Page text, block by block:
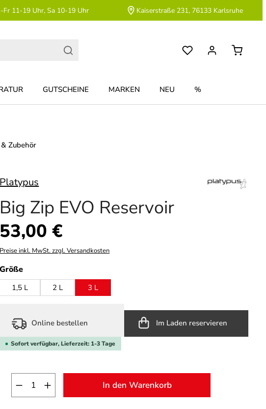
Fr 11-19 Uhr, Sa 10-19 Uhr Kaiserstraße 231, 76133 Karlsruhe
GUTSCHEINE MARKEN NEU %
Zubehör
Platypus
Big Zip EVO Reservoir
Regulärer Preis:
53,00 €
Preise inkl. MwSt. zzgl. Versandkosten
Größeauswählen
1,5 L 2 L 3 L
Online bestellen Im Laden reservieren
Sofort verfügbar, Lieferzeit: 1-3 Tage
Produkt Anzahl: Gib den gewünschten Wert
In den Warenkorb